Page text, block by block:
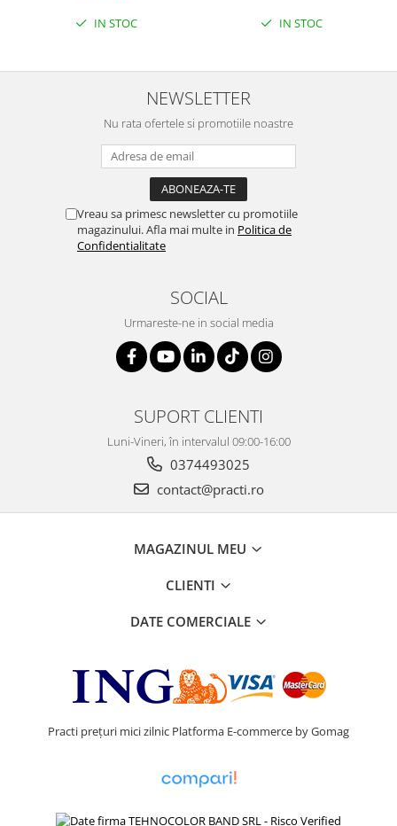
IN STOC IN STOC
NEWSLETTER
Nu rata ofertele si promotiile noastre
Vreau sa primesc newsletter cu promotiile
magazinului. Afla mai multe in Politica de
Confidentialitate
SOCIAL
Urmareste-ne in social media
SUPORT CLIENTI
Luni-Vineri, în intervalul 09:00-16:00
0374493025
contact@practi.ro
MAGAZINUL MEU
CLIENTI
DATE COMERCIALE
Practi prețuri mici zilnic Platforma E-commerce by Gomag